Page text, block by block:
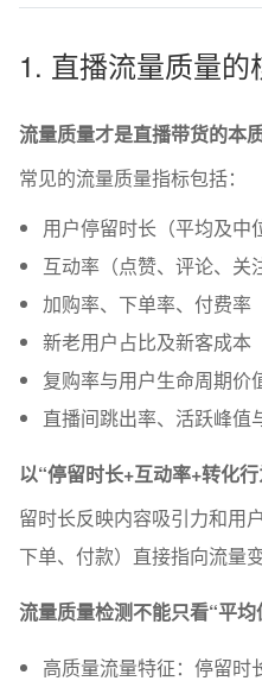
1. 直播流量质量的
流量质量才是直播带货的本
常见的流量质量指标包括：
用户停留时长（平均及中
互动率（点赞、评论、关
加购率、下单率、付费率
新老用户占比及新客成本
复购率与用户生命周期价
直播间跳出率、活跃峰值
以“停留时长+互动率+转化
留时长反映内容吸引力和用
下单、付款）直接指向流量
流量质量检测不能只看“平均
高质量流量特征：停留时